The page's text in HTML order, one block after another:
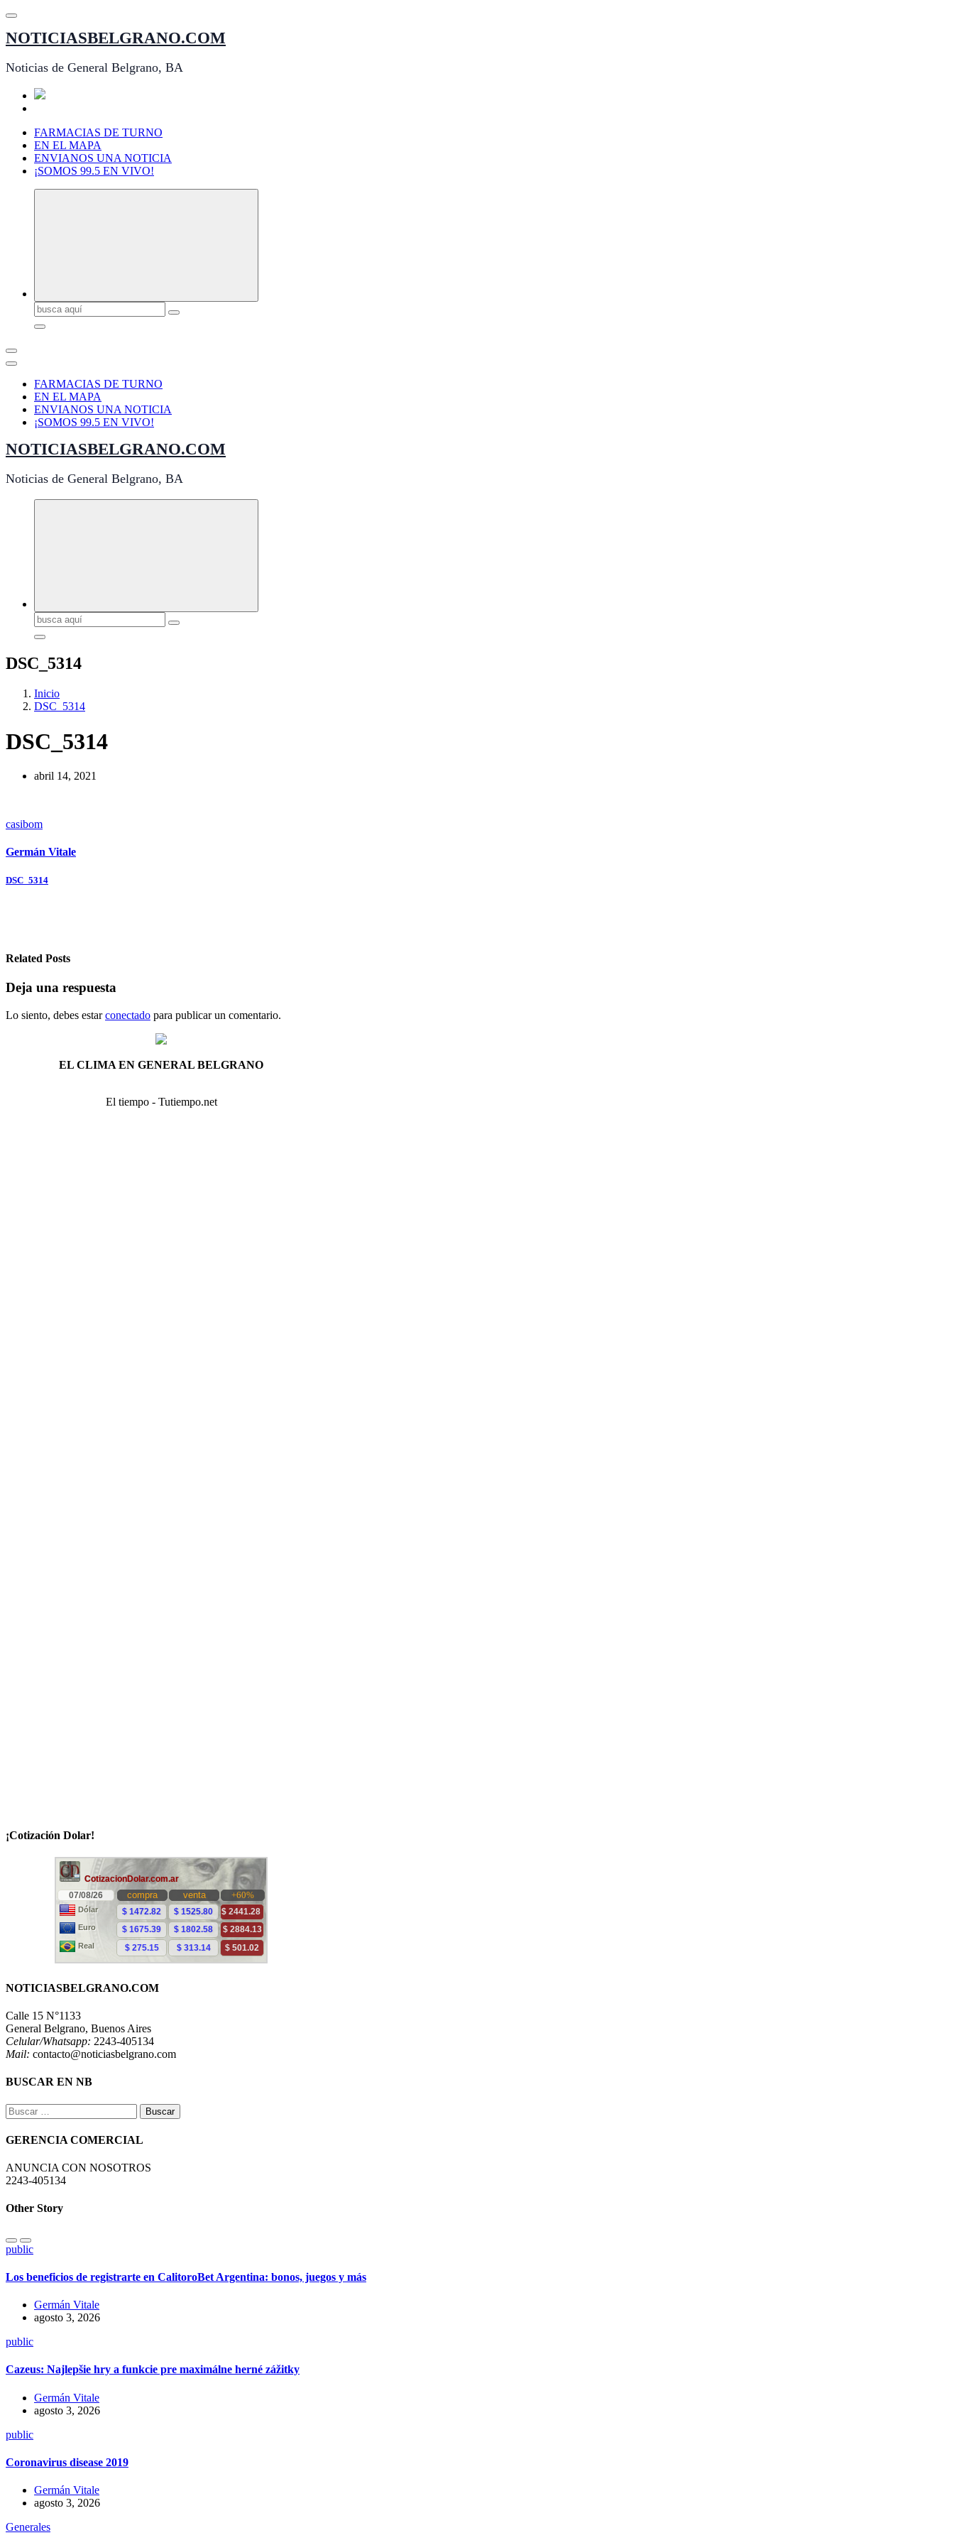
Saltar
contenido
NOTICIASBELGRANO.COM
Noticias de General Belgrano, BA
FARMACIAS DE TURNO
EN EL MAPA
ENVIANOS UNA NOTICIA
¡SOMOS 99.5 EN VIVO!
Buscar:
FARMACIAS DE TURNO
EN EL MAPA
ENVIANOS UNA NOTICIA
¡SOMOS 99.5 EN VIVO!
NOTICIASBELGRANO.COM
Noticias de General Belgrano, BA
Buscar:
DSC_5314
Inicio
DSC_5314
DSC_5314
abril 14, 2021
casibom
Germán Vitale
Navegación
DSC_5314
Related Posts
Deja una respuesta
Lo siento, debes estarconectado para publicar un comentario.
EL CLIMA EN GENERAL BELGRANO
El tiempo - Tutiempo.net
¡Cotización Dolar!
NOTICIASBELGRANO.COM
Calle 15 N°1133
General Belgrano, Buenos Aires
Celular/Whatsapp: 2243-405134
Mail: contacto@noticiasbelgrano.com
BUSCAR EN NB
Buscar:
GERENCIA COMERCIAL
ANUNCIA CON NOSOTROS
2243-405134
Other Story
public
Los beneficios de registrarte en CalitoroBet Argentina: bonos, juegos y más
Germán Vitale
agosto 3, 2026
public
Cazeus: Najlepšie hry a funkcie pre maximálne herné zážitky
Germán Vitale
agosto 3, 2026
public
Coronavirus disease 2019
Germán Vitale
agosto 3, 2026
Generales